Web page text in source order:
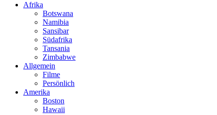
Afrika
Botswana
Namibia
Sansibar
Südafrika
Tansania
Zimbabwe
Allgemein
Filme
Persönlich
Amerika
Boston
Hawaii